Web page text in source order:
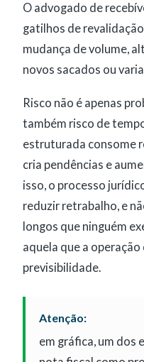
O advogado de
gatilhos de
mudança de volume,
novos sacados ou
Risco não é apenas
também risco de
estruturada consome
cria pendências e
isso, o processo
reduzir retrabalho, e
longos que ninguém
aquela que a
previsibilidade.
Atenção:
em gráfica, um dos